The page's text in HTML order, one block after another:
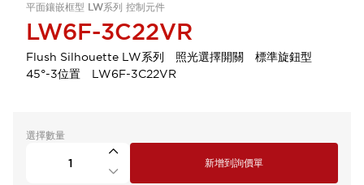
平面鑲嵌框型 LW系列 控制元件
LW6F-3C22VR
Flush Silhouette LW系列 照光選擇開關 標準旋鈕型
45°-3位置 LW6F-3C22VR
選擇數量
新增到詢價單